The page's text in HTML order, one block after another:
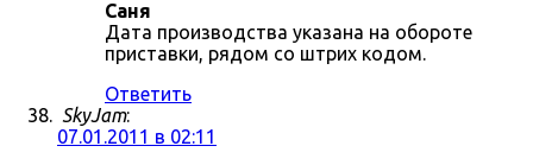
Саня
Дата производства указана на обороте
приставки, рядом со штрих кодом.
Ответить
SkyJam:
07.01.2011 в 02:11